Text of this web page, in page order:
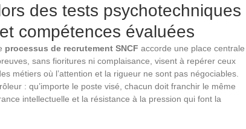
des tests psychotechniques
compétences évaluées
processus de recrutement SNCF accorde une place centrale
sans fioritures ni complaisance, visent à repérer ceux
métiers où l’attention et la rigueur ne sont pas négociables.
: qu’importe le poste visé, chacun doit franchir le même
intellectuelle et la résistance à la pression qui font la